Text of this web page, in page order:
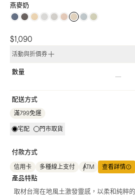
燕麥奶
$1,090
活動與折價券
數量
配送方式
滿799免運
宅配 門市取貨
付款方式
信用卡 多種線上支付 ATM 查看詳情
產品特點
取材台灣在地風土激發靈感，以柔和純粹